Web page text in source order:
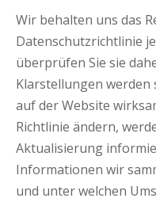
Wir behalten uns das
Datenschutzrichtlinie
überprüfen Sie sie
Klarstellungen
auf der Website
Richtlinie ändern,
Aktualisierung
Informationen wir
und unter welchen